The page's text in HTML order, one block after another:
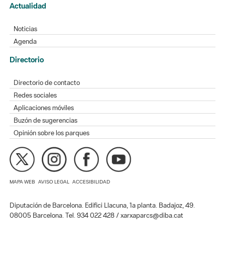
Actualidad
Noticias
Agenda
Directorio
Directorio de contacto
Redes sociales
Aplicaciones móviles
Buzón de sugerencias
Opinión sobre los parques
MAPA WEB AVISO LEGAL ACCESIBILIDAD
Diputación de Barcelona. Edifici Llacuna, 1a planta. Badajoz, 49.
08005 Barcelona. Tel. 934 022 428 / xarxaparcs@diba.cat